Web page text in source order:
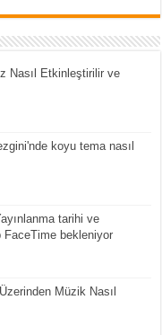
Nasıl Etkinleştirilir ve
koyu tema nasıl
tarihi ve
bekleniyor
Müzik Nasıl